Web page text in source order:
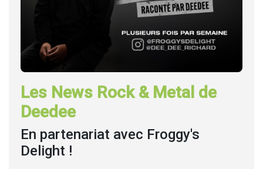
Les News Rock & Metal de
Deedee
En partenariat avec Froggy's
Delight !